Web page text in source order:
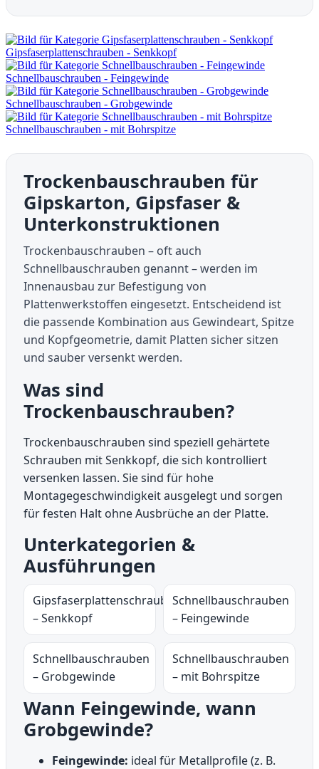
Gipsfaserplattenschrauben - Senkkopf
Schnellbauschrauben - Feingewinde
Schnellbauschrauben - Grobgewinde
Schnellbauschrauben - mit Bohrspitze
Trockenbauschrauben für
Gipskarton, Gipsfaser &
Unterkonstruktionen
Trockenbauschrauben – oft auch
Schnellbauschrauben genannt – werden im
Innenausbau zur Befestigung von
Plattenwerkstoffen eingesetzt. Entscheidend ist
die passende Kombination aus Gewindeart, Spitze
und Kopfgeometrie, damit Platten sicher sitzen
und sauber versenkt werden.
Was sind
Trockenbauschrauben?
Trockenbauschrauben sind speziell gehärtete
Schrauben mit Senkkopf, die sich kontrolliert
versenken lassen. Sie sind für hohe
Montagegeschwindigkeit ausgelegt und sorgen
für festen Halt ohne Ausbrüche an der Platte.
Unterkategorien &
Ausführungen
Gipsfaserplattenschrauben
– Senkkopf
Schnellbauschrauben
– Feingewinde
Schnellbauschrauben
– Grobgewinde
Schnellbauschrauben
– mit Bohrspitze
Wann Feingewinde, wann
Grobgewinde?
Feingewinde: ideal für Metallprofile (z. B.